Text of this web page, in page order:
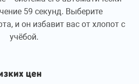
59 секунд. Выберите
и он избавит вас от хлопот с
учёбой.
цен